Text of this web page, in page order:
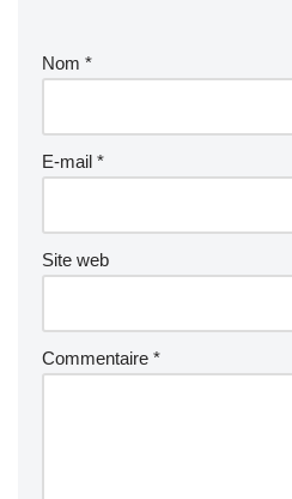
Nom *
E-mail *
Site web
Commentaire *